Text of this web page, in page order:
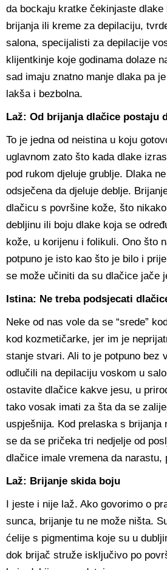
da bockaju kratke čekinjaste dlake
brijanja ili kreme za depilaciju,
salona, specijalisti za depilacije
klijentkinje koje godinama dolaze
sad imaju znatno manje dlaka pa
lakša i bezbolna.
Laž: Od brijanja dlačice postaju
To je jedna od neistina u koju
uglavnom zato što kada dlake
pod rukom djeluje grublje. Dlaka
odsječena da djeluje deblje.
dlačicu s površine kože, što
debljinu ili boju dlake koja se
kože, u korijenu i folikuli. Ono što
potpuno je isto kao što je bilo i
se može učiniti da su dlačice jače
Istina: Ne treba podsjecati
Neke od nas vole da se “srede”
kod kozmetičarke, jer im je
stanje stvari. Ali to je potpuno bez
odlučili na depilaciju voskom u
ostavite dlačice kakve jesu, u
tako vosak imati za šta da se
uspješnija. Kod prelaska s brijanja
se da se pričeka tri nedjelje od
dlačice imale vremena da narastu,
Laž: Brijanje skida boju
I jeste i nije laž. Ako govorimo o
sunca, brijanje tu ne može ništa.
ćelije s pigmentima koje su u
dok brijač struže isključivo po